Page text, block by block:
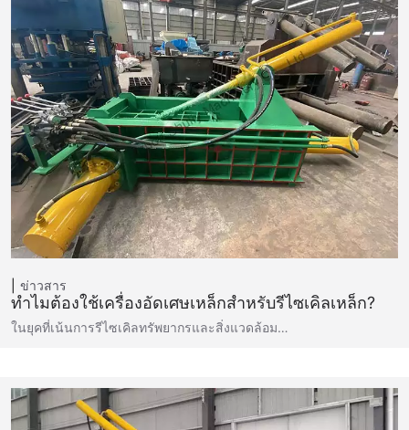
ข่าวสาร
ทำไมต้องใช้เครื่องอัดเศษเหล็กสำหรับรีไซเคิลเหล็ก?
ในยุคที่เน้นการรีไซเคิลทรัพยากรและสิ่งแวดล้อม…